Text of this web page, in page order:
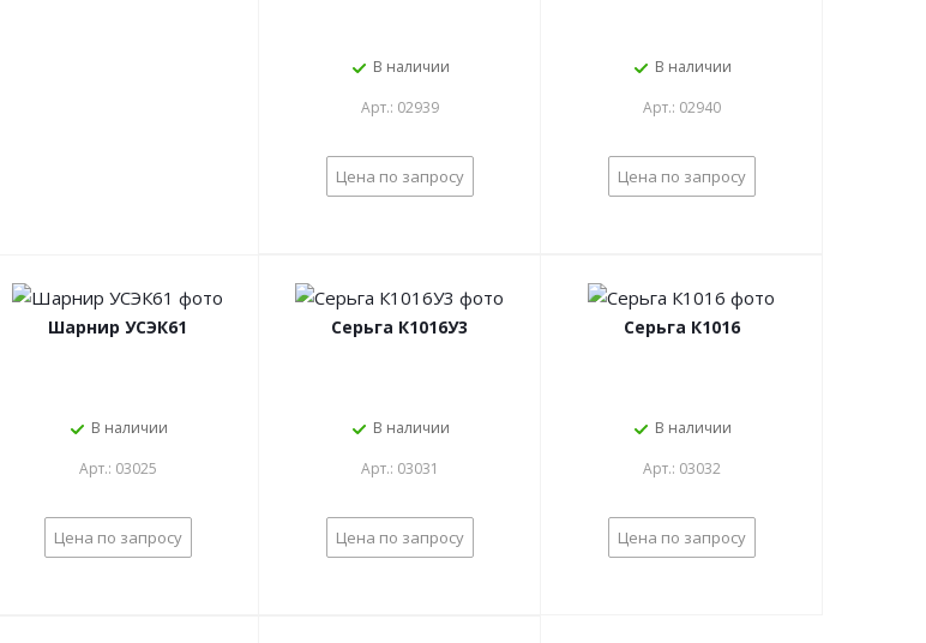
В наличии
Арт.: 02939
Цена по запросу
В наличии
Арт.: 02940
Цена по запросу
Шарнир УСЭК61
В наличии
Арт.: 03025
Цена по запросу
Серьга К1016У3
В наличии
Арт.: 03031
Цена по запросу
Серьга К1016
В наличии
Арт.: 03032
Цена по запросу